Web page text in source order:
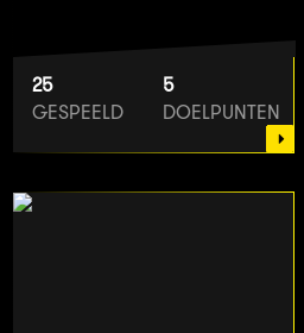
25
GESPEELD
5
DOELPUNTEN